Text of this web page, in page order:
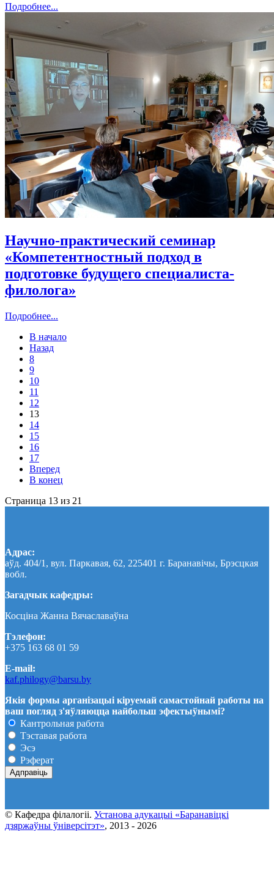
Подробнее...
Научно-практический семинар
«Компетентностный подход в
подготовке будущего специалиста-
филолога»
Подробнее...
В начало
Назад
8
9
10
11
12
13
14
15
16
17
Вперед
В конец
Страница 13 из 21
Адрас:
аўд. 404/1, вул. Паркавая, 62, 225401 г. Баранавічы, Брэсцкая
вобл.
Загадчык кафедры:
Косціна Жанна Вячаславаўна
Тэлефон:
+375 163 68 01 59
E-mail:
kaf.philogy@barsu.by
Якія формы арганізацыі кіруемай самастойнай работы на
ваш погляд з'яўляюцца найбольш эфектыўнымі?
Кантрольная работа
Тэставая работа
Эсэ
Рэферат
© Кафедра фiлалогii. Установа адукацыi «Баранавіцкі
дзяржаўны ўніверсітэт», 2013 - 2026